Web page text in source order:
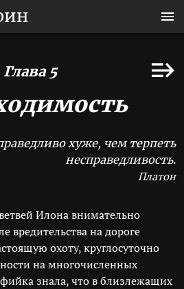
Глава 5
хуже, чем терпеть
несправедливость.
Платон
Илона внимательно
вредительства на дороге
охоту, круглосуточно
на многочисленных
знала, что в близлежащих